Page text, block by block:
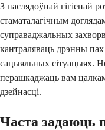
З паслядоўнай гігіенай
стаматалагічным
суправаджальных
кантраляваць дрэнны пах
сацыяльных сітуацыях.
перашкаджаць вам
дзейнасці.
Часта задаюць